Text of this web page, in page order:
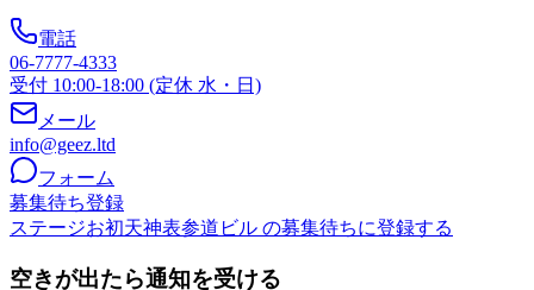
電話
06-7777-4333
受付 10:00-18:00 (定休 水・日)
メール
info@geez.ltd
フォーム
募集待ち登録
ステージお初天神表参道ビル の募集待ちに登録する
空きが出たら通知を受ける